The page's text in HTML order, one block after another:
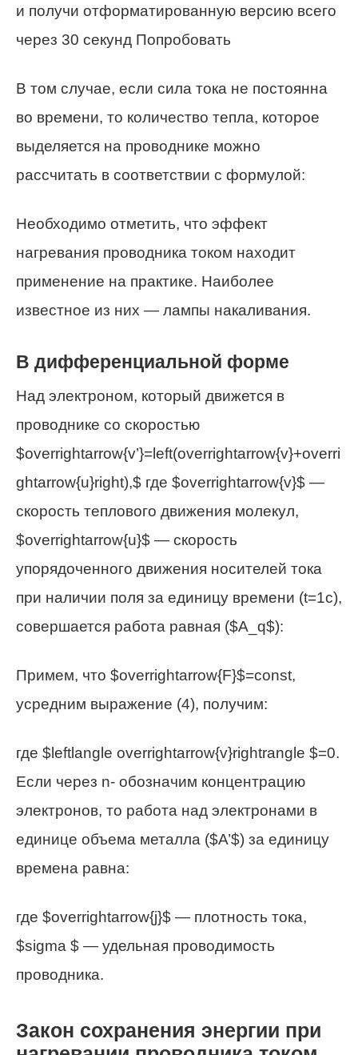
и получи отформатированную версию всего
через 30 секунд Попробовать
В том случае, если сила тока не постоянна
во времени, то количество тепла, которое
выделяется на проводнике можно
рассчитать в соответствии с формулой:
Необходимо отметить, что эффект
нагревания проводника током находит
применение на практике. Наиболее
известное из них — лампы накаливания.
В дифференциальной форме
Над электроном, который движется в
проводнике со скоростью
$overrightarrow{v’}=left(overrightarrow{v}+overri
ghtarrow{u}right),$ где $overrightarrow{v}$ —
скорость теплового движения молекул,
$overrightarrow{u}$ — скорость
упорядоченного движения носителей тока
при наличии поля за единицу времени (t=1с),
совершается работа равная ($A_q$):
Примем, что $overrightarrow{F}$=const,
усредним выражение (4), получим:
где $leftlangle overrightarrow{v}rightrangle $=0.
Если через n- обозначим концентрацию
электронов, то работа над электронами в
единице объема металла ($A’$) за единицу
времена равна:
где $overrightarrow{j}$ — плотность тока,
$sigma $ — удельная проводимость
проводника.
Закон сохранения энергии при